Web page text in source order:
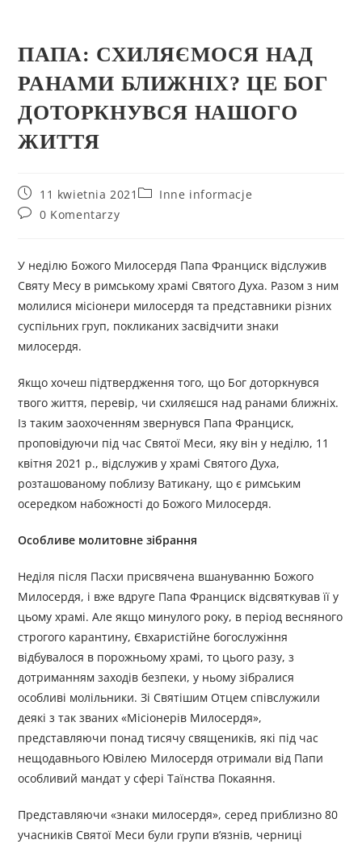
ПАПА: СХИЛЯЄМОСЯ НАД
РАНАМИ БЛИЖНІХ? ЦЕ БОГ
ДОТОРКНУВСЯ НАШОГО
ЖИТТЯ
11 kwietnia 2021
Inne informacje
0 Komentarzy
У неділю Божого Милосердя Папа Франциск відслужив
Святу Месу в римському храмі Святого Духа. Разом з ним
молилися місіонери милосердя та представники різних
суспільних груп, покликаних засвідчити знаки
милосердя.
Якщо хочеш підтвердження того, що Бог доторкнувся
твого життя, перевір, чи схиляєшся над ранами ближніх.
Із таким заохоченням звернувся Папа Франциск,
проповідуючи під час Святої Меси, яку він у неділю, 11
квітня 2021 р., відслужив у храмі Святого Духа,
розташованому поблизу Ватикану, що є римським
осередком набожності до Божого Милосердя.
Особливе молитовне зібрання
Неділя після Пасхи присвячена вшануванню Божого
Милосердя, і вже вдруге Папа Франциск відсвяткував її у
цьому храмі. Але якщо минулого року, в період весняного
строгого карантину, Євхаристійне богослужіння
відбувалося в порожньому храмі, то цього разу, з
дотриманням заходів безпеки, у ньому зібралися
особливі молільники. Зі Святішим Отцем співслужили
деякі з так званих «Місіонерів Милосердя»,
представляючи понад тисячу священиків, які під час
нещодавнього Ювілею Милосердя отримали від Папи
особливий мандат у сфері Таїнства Покаяння.
Представляючи «знаки милосердя», серед приблизно 80
учасників Святої Меси були групи в’язнів, черниці